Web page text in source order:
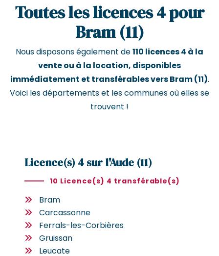
Toutes les licences 4 pour
Bram (11)
Nous disposons également de110 licences 4 à la
vente ou à la location, disponibles
immédiatement et transférables vers Bram (11).
Voici les départements et les communes où elles se
trouvent !
Licence(s) 4 sur l'Aude (11)
10 Licence(s) 4 transférable(s)
Bram
Carcassonne
Ferrals-les-Corbières
Gruissan
Leucate